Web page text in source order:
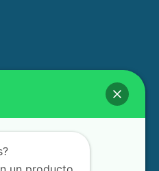
LUIS, LIMA PERU.